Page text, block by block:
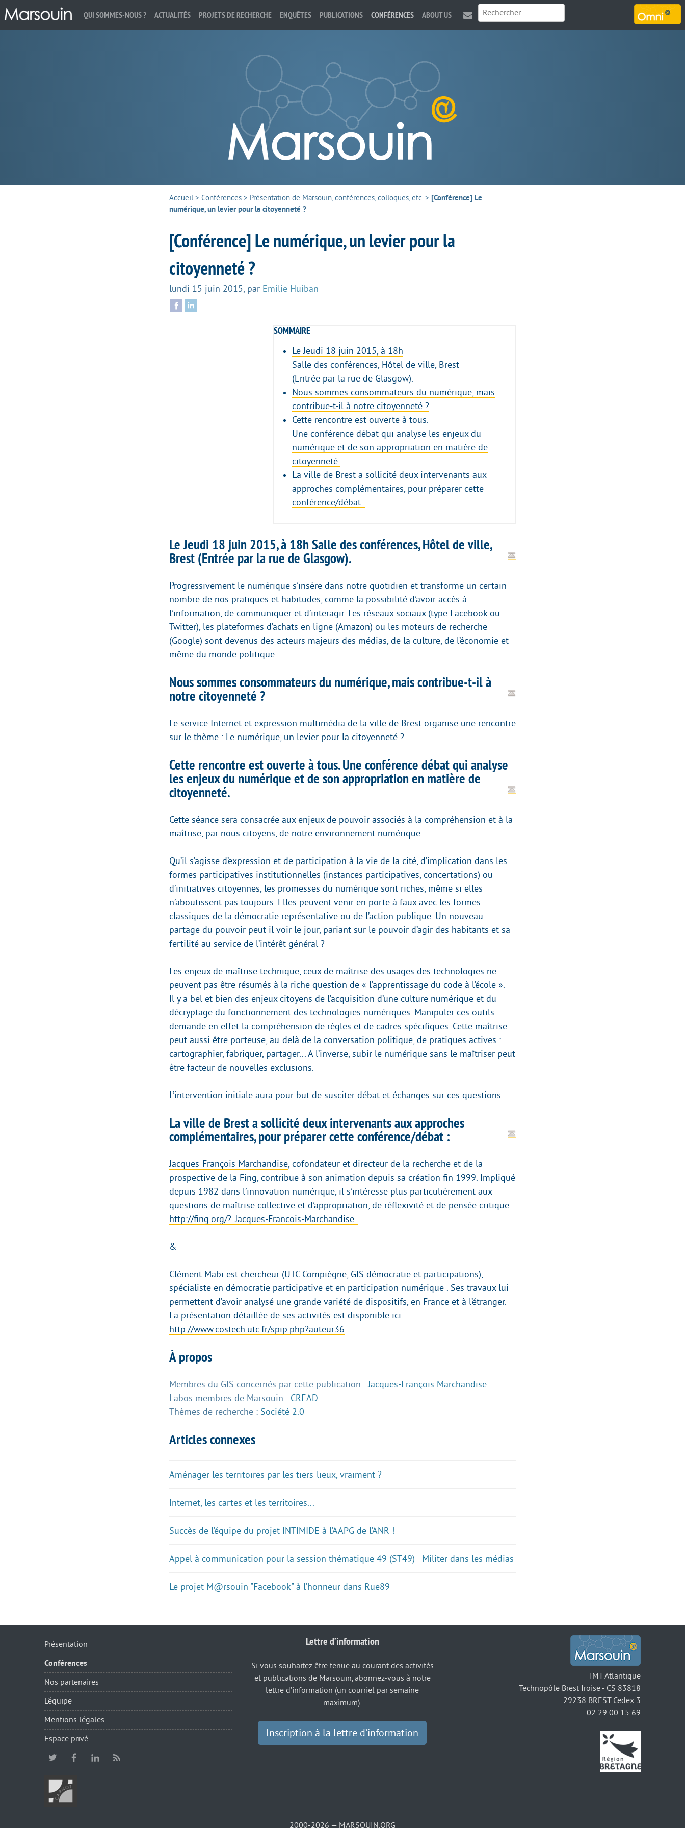
QUI SOMMES-NOUS ? ACTUALITÉS PROJETS DE RECHERCHE ENQUÊTES PUBLICATIONS CONFÉRENCES ABOUT US
Accueil> Conférences > Présentation de Marsouin, conférences, colloques, etc.> [Conférence] Le
numérique, un levier pour la citoyenneté ?
[Conférence] Le numérique, un levier pour la
citoyenneté ?
lundi 15 juin 2015 par Emilie Huiban
SOMMAIRE
Le Jeudi 18 juin 2015, à 18h
Salle des conférences, Hôtel de ville, Brest
(Entrée par la rue de Glasgow).
Nous sommes consommateurs du numérique, mais
contribue-t-il à notre citoyenneté ?
Cette rencontre est ouverte à tous.
Une conférence débat qui analyse les enjeux du
numérique et de son appropriation en matière de
citoyenneté.
La ville de Brest a sollicité deux intervenants aux
approches complémentaires, pour préparer cette
conférence/débat :
Le Jeudi 18 juin 2015, à 18h Salle des conférences, Hôtel de ville,
Brest (Entrée par la rue de Glasgow).
Progressivement le numérique s’insère dans notre quotidien et transforme un certain
nombre de nos pratiques et habitudes, comme la possibilité d’avoir accès à
l’information, de communiquer et d’interagir. Les réseaux sociaux (type Facebook ou
Twitter), les plateformes d’achats en ligne (Amazon) ou les moteurs de recherche
(Google) sont devenus des acteurs majeurs des médias, de la culture, de l’économie et
même du monde politique.
Nous sommes consommateurs du numérique, mais contribue-t-il à
notre citoyenneté ?
Le service Internet et expression multimédia de la ville de Brest organise une rencontre
sur le thème : Le numérique, un levier pour la citoyenneté ?
Cette rencontre est ouverte à tous. Une conférence débat qui analyse
les enjeux du numérique et de son appropriation en matière de
citoyenneté.
Cette séance sera consacrée aux enjeux de pouvoir associés à la compréhension et à la
maîtrise, par nous citoyens, de notre environnement numérique.
Qu’il s’agisse d’expression et de participation à la vie de la cité, d’implication dans les
formes participatives institutionnelles (instances participatives, concertations) ou
d’initiatives citoyennes, les promesses du numérique sont riches, même si elles
n’aboutissent pas toujours. Elles peuvent venir en porte à faux avec les formes
classiques de la démocratie représentative ou de l’action publique. Un nouveau
partage du pouvoir peut-il voir le jour, pariant sur le pouvoir d’agir des habitants et sa
fertilité au service de l’intérêt général ?
Les enjeux de maîtrise technique, ceux de maîtrise des usages des technologies ne
peuvent pas être résumés à la riche question de « l’apprentissage du code à l’école ».
Il y a bel et bien des enjeux citoyens de l’acquisition d’une culture numérique et du
décryptage du fonctionnement des technologies numériques. Manipuler ces outils
demande en effet la compréhension de règles et de cadres spécifiques. Cette maîtrise
peut aussi être porteuse, au-delà de la conversation politique, de pratiques actives :
cartographier, fabriquer, partager... A l’inverse, subir le numérique sans le maîtriser peut
être facteur de nouvelles exclusions.
L’intervention initiale aura pour but de susciter débat et échanges sur ces questions.
La ville de Brest a sollicité deux intervenants aux approches
complémentaires, pour préparer cette conférence/débat :
Jacques-François Marchandise, cofondateur et directeur de la recherche et de la
prospective de la Fing, contribue à son animation depuis sa création fin 1999. Impliqué
depuis 1982 dans l’innovation numérique, il s’intéresse plus particulièrement aux
questions de maîtrise collective et d’appropriation, de réflexivité et de pensée critique :
http://fing.org/?_Jacques-Francois-Marchandise_
&
Clément Mabi est chercheur (UTC Compiègne, GIS démocratie et participations),
spécialiste en démocratie participative et en participation numérique . Ses travaux lui
permettent d’avoir analysé une grande variété de dispositifs, en France et à l’étranger.
La présentation détaillée de ses activités est disponible ici :
http://www.costech.utc.fr/spip.php?auteur36
À propos
Membres du GIS concernés par cette publication :Jacques-François Marchandise
Labos membres de Marsouin : CREAD
Thèmes de recherche : Société 2.0
Articles connexes
Aménager les territoires par les tiers-lieux, vraiment ?
Internet, les cartes et les territoires...
Succès de l’équipe du projet INTIMIDE à l’AAPG de l’ANR !
Appel à communication pour la session thématique 49 (ST49) - Militer dans les médias
Le projet M@rsouin "Facebook" à l’honneur dans Rue89
Présentation
Conférences
Nos partenaires
L’équipe
Mentions légales
Espace privé
Lettre d’information
Si vous souhaitez être tenue au courant des activités
et publications de Marsouin, abonnez-vous à notre
lettre d’information (un courriel par semaine
maximum).
Inscription à la lettre d’information
IMT Atlantique
Technopôle Brest Iroise - CS 83818
29238 BREST Cedex 3
02 29 00 15 69
2000-2026 — MARSOUIN.ORG